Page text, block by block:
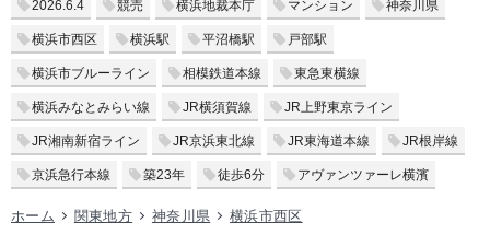
2026.6.4 競売 横浜地裁本庁 マンション 神奈川県
横浜市西区 横浜駅 平沼橋駅 戸部駅
横浜市ブルーライン 相模鉄道本線 東急東横線
横浜みなとみらい線 JR横須賀線 JR上野東京ライン
JR湘南新宿ライン JR京浜東北線 JR東海道本線 JR根岸線
京浜急行本線 築23年 徒歩6分 アヴァンツァーレ横濱
ホーム 関東地方 神奈川県 横浜市西区